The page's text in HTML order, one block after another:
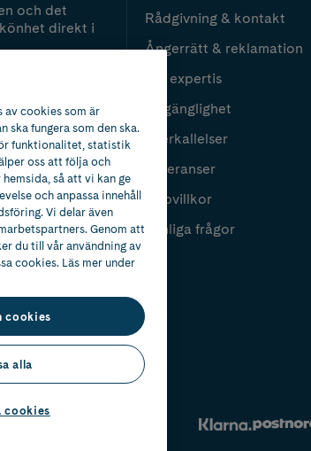
och det
direkt i
Rådgivning & kontakt
Ångerrätt & reklamation
Vår expertis
Tillgänglighet
Återkallelser
Leveranser
Köpvillkor
Vanliga frågor
av cookies som är
ska fungera som den ska.
funktionalitet, statistik
oss att följa och
så att vi kan ge
och anpassa innehåll
Vi delar även
Genom att
du till vår användning av
cookies. Läs mer under
cookies
alla
cookies